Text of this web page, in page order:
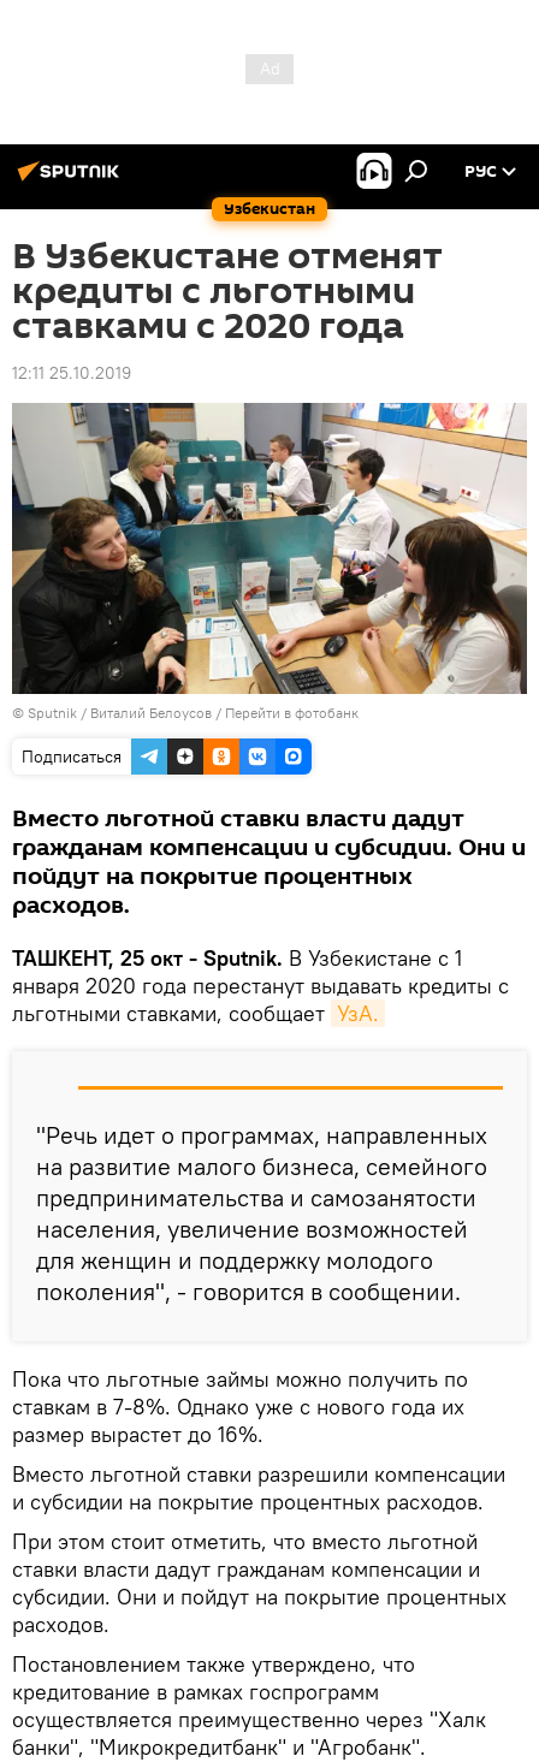
Узбекистан
РУС
В Узбекистане отменят
кредиты с льготными
ставками с 2020 года
12:11 25.10.2019
© Sputnik / Виталий Белоусов / Перейти в фотобанк
Подписаться
Вместо льготной ставки власти дадут
гражданам компенсации и субсидии. Они и
пойдут на покрытие процентных
расходов.
ТАШКЕНТ, 25 окт - Sputnik. В Узбекистане с 1
января 2020 года перестанут выдавать кредиты с
льготными ставками, сообщает УзА.
"Речь идет о программах, направленных
на развитие малого бизнеса, семейного
предпринимательства и самозанятости
населения, увеличение возможностей
для женщин и поддержку молодого
поколения", - говорится в сообщении.
Пока что льготные займы можно получить по
ставкам в 7-8%. Однако уже с нового года их
размер вырастет до 16%.
Вместо льготной ставки разрешили компенсации
и субсидии на покрытие процентных расходов.
При этом стоит отметить, что вместо льготной
ставки власти дадут гражданам компенсации и
субсидии. Они и пойдут на покрытие процентных
расходов.
Постановлением также утверждено, что
кредитование в рамках госпрограмм
осуществляется преимущественно через "Халк
банки", "Микрокредитбанк" и "Агробанк".